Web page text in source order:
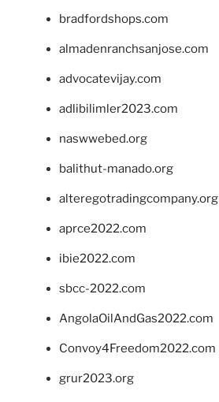
bradfordshops.com
almadenranchsanjose.com
advocatevijay.com
adlibilimler2023.com
naswwebed.org
balithut-manado.org
alteregotradingcompany.org
aprce2022.com
ibie2022.com
sbcc-2022.com
AngolaOilAndGas2022.com
Convoy4Freedom2022.com
grur2023.org